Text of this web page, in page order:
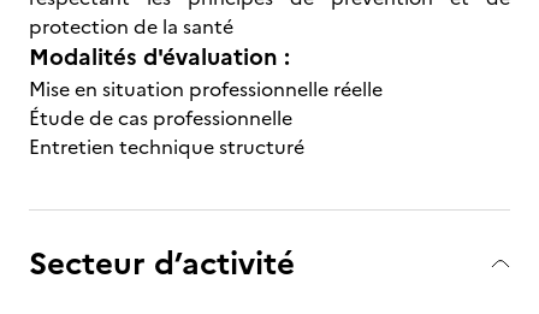
protection de la santé
Modalités d'évaluation :
Mise en situation professionnelle réelle
Étude de cas professionnelle
Entretien technique structuré
Secteur d’activité